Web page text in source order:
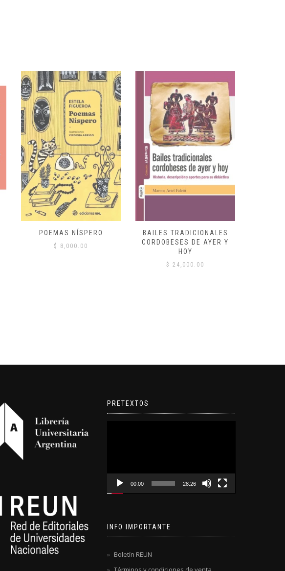
POEMAS NÍSPERO
$ 8,000.00
BAILES TRADICIONALES
CORDOBESES DE AYER Y
HOY
$ 24,000.00
PRETEXTOS
00:00 28:26
INFO IMPORTANTE
Boletín REUN